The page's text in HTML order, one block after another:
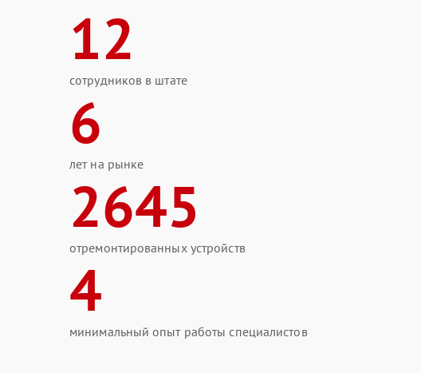
12
сотрудников в штате
6
лет на рынке
2645
отремонтированных устройств
4
минимальный опыт работы специалистов